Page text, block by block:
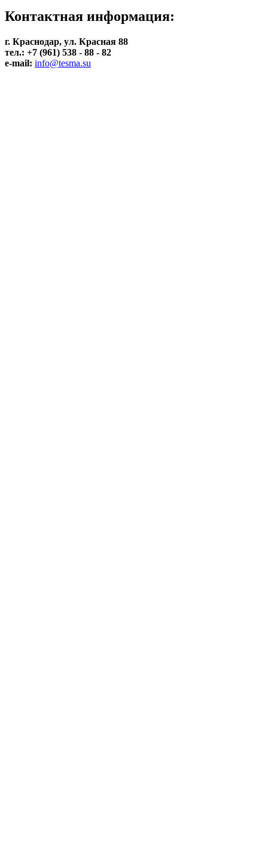
Контактная информация:
г. Краснодар, ул. Красная 88
тел.: +7 (961) 538 - 88 - 82
e-mail: info@tesma.su